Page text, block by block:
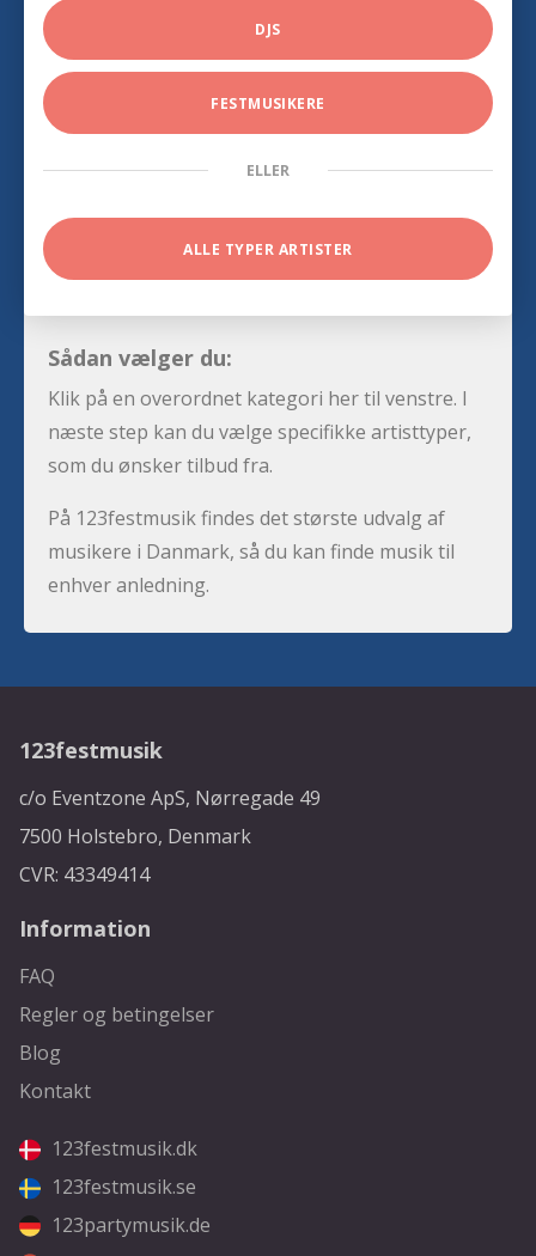
DJS
FESTMUSIKERE
ELLER
ALLE TYPER ARTISTER
Sådan vælger du:
Klik på en overordnet kategori her til venstre. I
næste step kan du vælge specifikke artisttyper,
som du ønsker tilbud fra.
På 123festmusik findes det største udvalg af
musikere i Danmark, så du kan finde musik til
enhver anledning.
123festmusik
c/o Eventzone ApS, Nørregade 49
7500 Holstebro, Denmark
CVR: 43349414
Information
FAQ
Regler og betingelser
Blog
Kontakt
123festmusik.dk
123festmusik.se
123partymusik.de